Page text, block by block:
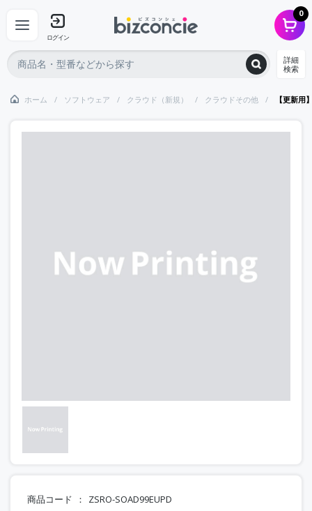
ログイン
0
詳細
検索
ホーム ソフトウェア クラウド（新規） クラウドその他 【更新
商品コード ZSRO-SOAD99EUPD